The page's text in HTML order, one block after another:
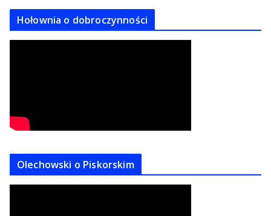
Hołownia o dobroczynności
Olechowski o Piskorskim